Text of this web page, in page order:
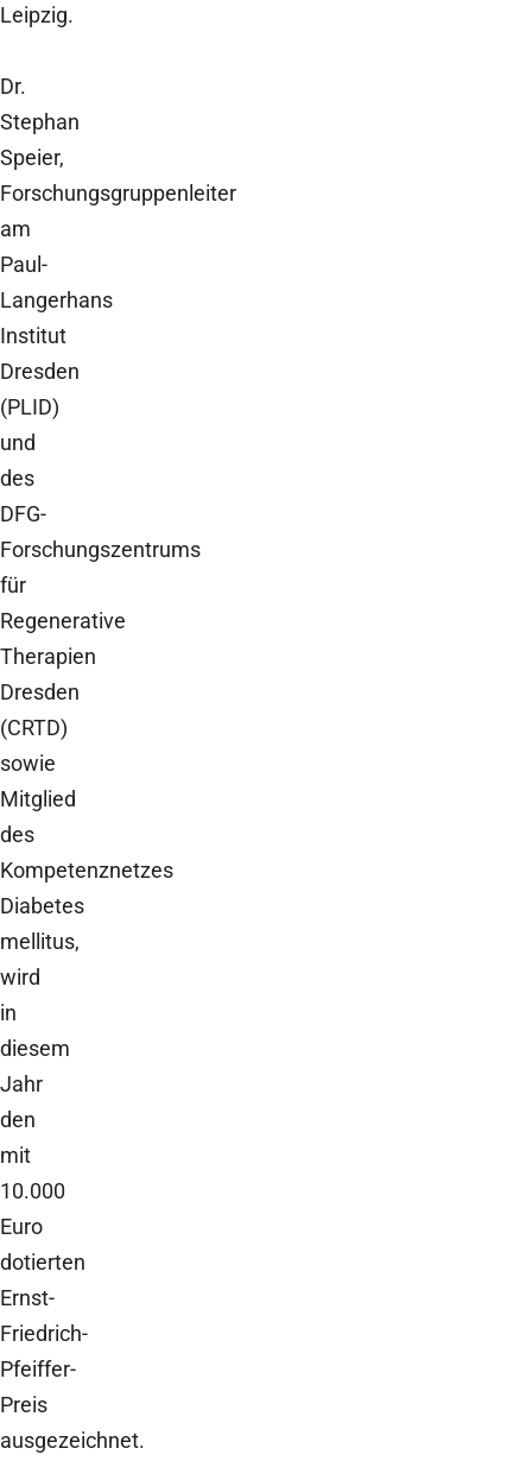
Leipzig.
Dr.
Stephan
Speier,
Forschungsgruppenleiter
am
Paul-
Langerhans
Institut
Dresden
(PLID)
und
des
DFG-
Forschungszentrums
für
Regenerative
Therapien
Dresden
(CRTD)
sowie
Mitglied
des
Kompetenznetzes
Diabetes
mellitus,
wird
in
diesem
Jahr
den
mit
10.000
Euro
dotierten
Ernst-
Friedrich-
Pfeiffer-
Preis
ausgezeichnet.